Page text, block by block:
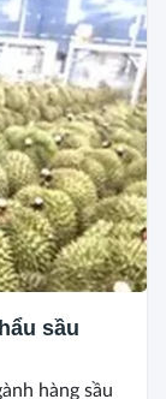
sầu
hàng sầu